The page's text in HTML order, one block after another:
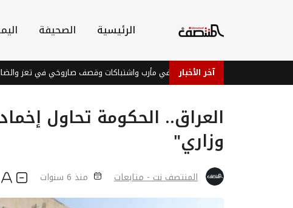
الرئيسية الصحيفة
آخر الأخبار
يمنية.. مسيّرات في مأرب واشتباكات وقصف صاروخي في تعز والضالع
العراق.. الحكومة تحاول
وزاري"
المنتصف نت - متابعات منذ 6 سنوات